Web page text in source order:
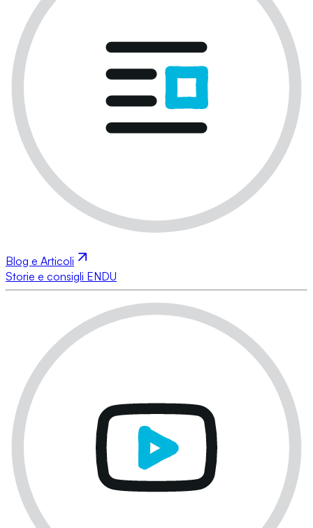
Blog e Articoli
Storie e consigli ENDU